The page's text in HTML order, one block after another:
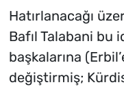
Hatırlanacağı
Bafıl Talabani bu
başkalarına
değiştirmiş;